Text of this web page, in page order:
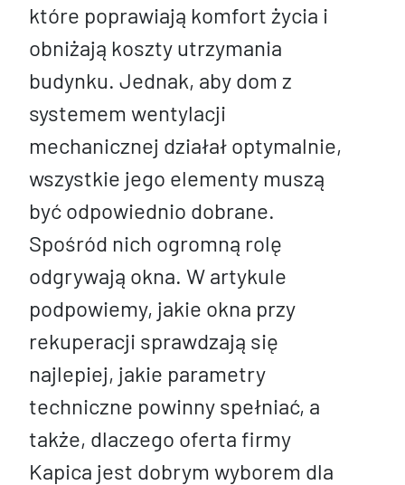
które poprawiają komfort życia i
obniżają koszty utrzymania
budynku. Jednak, aby dom z
systemem wentylacji
mechanicznej działał optymalnie,
wszystkie jego elementy muszą
być odpowiednio dobrane.
Spośród nich ogromną rolę
odgrywają okna. W artykule
podpowiemy, jakie okna przy
rekuperacji sprawdzają się
najlepiej, jakie parametry
techniczne powinny spełniać, a
także, dlaczego oferta firmy
Kapica jest dobrym wyborem dla